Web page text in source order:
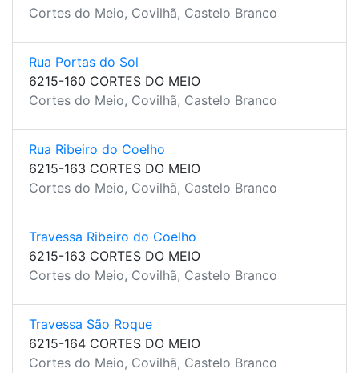
Cortes do Meio, Covilhã, Castelo Branco
Rua Portas do Sol
6215-160 CORTES DO MEIO
Cortes do Meio, Covilhã, Castelo Branco
Rua Ribeiro do Coelho
6215-163 CORTES DO MEIO
Cortes do Meio, Covilhã, Castelo Branco
Travessa Ribeiro do Coelho
6215-163 CORTES DO MEIO
Cortes do Meio, Covilhã, Castelo Branco
Travessa São Roque
6215-164 CORTES DO MEIO
Cortes do Meio, Covilhã, Castelo Branco